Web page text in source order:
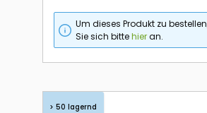
Um dieses Produkt zu
Sie sich bittehieran.
> 50 lagernd